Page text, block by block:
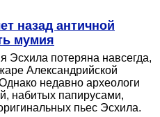
назад античной
мумия
Эсхила потеряна навсегда,
Александрийской
недавно археологи
набитых папирусами,
пьес Эсхила.